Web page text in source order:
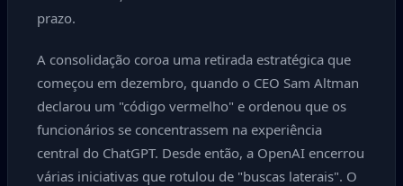
prazo.
A consolidação coroa uma retirada estratégica que
começou em dezembro, quando o CEO Sam Altman
declarou um "código vermelho" e ordenou que os
funcionários se concentrassem na experiência
central do ChatGPT. Desde então, a OpenAI encerrou
várias iniciativas que rotulou de "buscas laterais". O